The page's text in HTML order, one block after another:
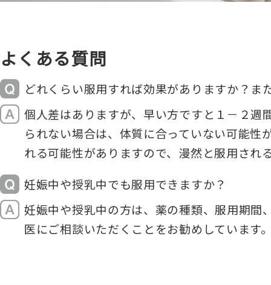
よくある質問
どれくらい服用すれば効果がありますか？
個人差はありますが、早い方ですと１－２週
られない場合は、体質に合っていない可能性
れる可能性がありますので、漫然と服用され
妊娠中や授乳中でも服用できますか？
妊娠中や授乳中の方は、薬の種類、服用期
医にご相談いただくことをお勧めしています